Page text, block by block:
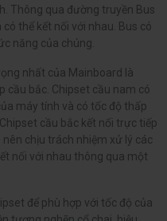
Thông qua đường truyền Bus
thể kết nối với nhau. Bus có
năng của chúng.
nhất của Mainboard là
cầu bắc. Chipset cầu nam có
máy tính và có tốc độ thấp
cầu bắc kết nối trực tiếp
nên chịu trách nhiệm xử lý các
nối với nhau thông qua một
để phù hợp với tốc độ của